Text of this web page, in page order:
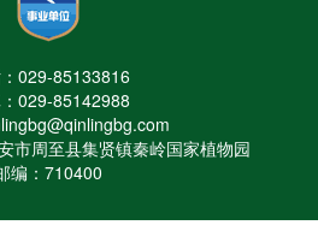
029-85133816
029-85142988
市周至县集贤镇秦岭国家植物园
编：710400